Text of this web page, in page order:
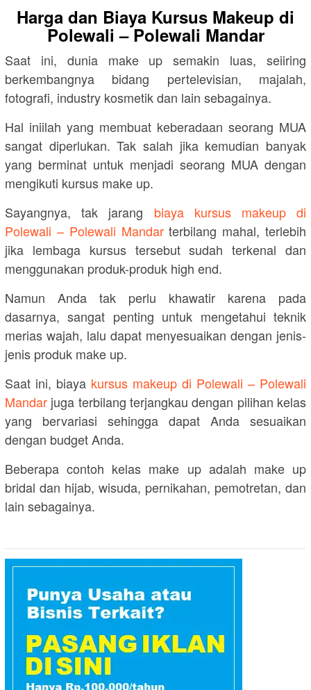
Harga dan Biaya Kursus Makeup di
Polewali – Polewali Mandar
Saat ini, dunia make up semakin luas, seiiring
berkembangnya bidang pertelevisian, majalah,
fotografi, industry kosmetik dan lain sebagainya.
Hal iniilah yang membuat keberadaan seorang MUA
sangat diperlukan. Tak salah jika kemudian banyak
yang berminat untuk menjadi seorang MUA dengan
mengikuti kursus make up.
Sayangnya, tak jarang biaya kursus makeup di
Polewali – Polewali Mandarterbilang mahal, terlebih
jika lembaga kursus tersebut sudah terkenal dan
menggunakan produk-produk high end.
Namun Anda tak perlu khawatir karena pada
dasarnya, sangat penting untuk mengetahui teknik
merias wajah, lalu dapat menyesuaikan dengan jenis-
jenis produk make up.
Saat ini, biaya kursus makeup di Polewali – Polewali
Mandar juga terbilang terjangkau dengan pilihan kelas
yang bervariasi sehingga dapat Anda sesuaikan
dengan budget Anda.
Beberapa contoh kelas make up adalah make up
bridal dan hijab, wisuda, pernikahan, pemotretan, dan
lain sebagainya.